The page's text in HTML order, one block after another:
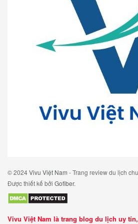
© 2024Vivu Việt Nam - Trang review du lịch
Được thiết kế bởi Gofiber.
Vivu Việt Nam là trang blog du lịch uy